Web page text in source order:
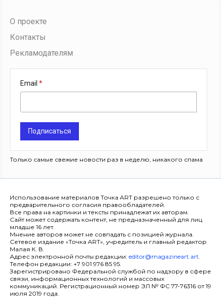
О проекте
Контакты
Рекламодателям
Email
Подписаться
Только самые свежие новости раз в неделю, никакого спама
Использование материалов Точка ART разрешено только с
предварительного согласия правообладателей.
Все права на картинки и тексты принадлежат их авторам.
Сайт может содержать контент, не предназначенный для лиц
младше 16 лет.
Мнение авторов может не совпадать с позицией журнала.
Сетевое издание «Точка ART», учредитель и главный редактор
Малая К. В.
Адрес электронной почты редакции: editor@magazineart.art.
Телефон редакции: +7 901 976 85 95.
Зарегистрировано Федеральной службой по надзору в сфере
связи, информационных технологий и массовых
коммуникаций. Регистрационный номер ЭЛ № ФС 77-76316 от 19
июля 2019 года.